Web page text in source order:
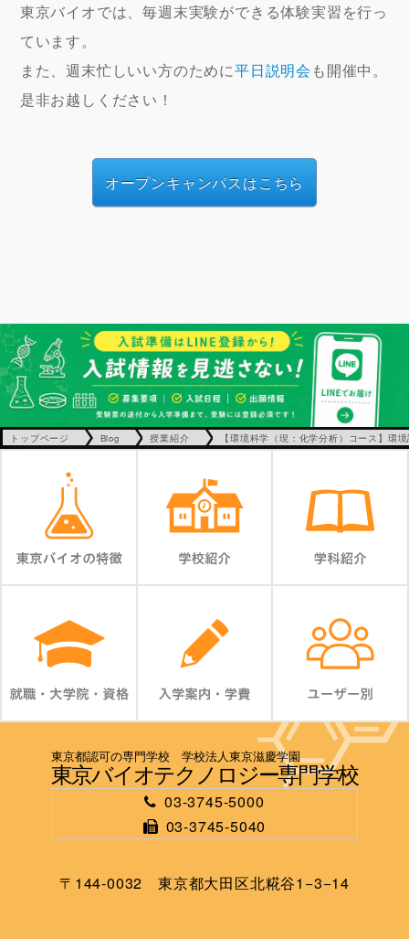
東京バイオでは、毎週末実験ができる体験実習を行っ
ています。
また、週末忙しいい方のために平日説明会 も開催中。
是非お越しください！
オープンキャンパスはこちら
トップページ Blog 授業紹介 【環境科学（現：化学分析）コース】環
東京都認可の専門学校 学校法人東京滋慶学園
東京バイオテクノロジー専門学校
03-3745-5000
03-3745-5040
〒144-0032 東京都大田区北糀谷1−3−14